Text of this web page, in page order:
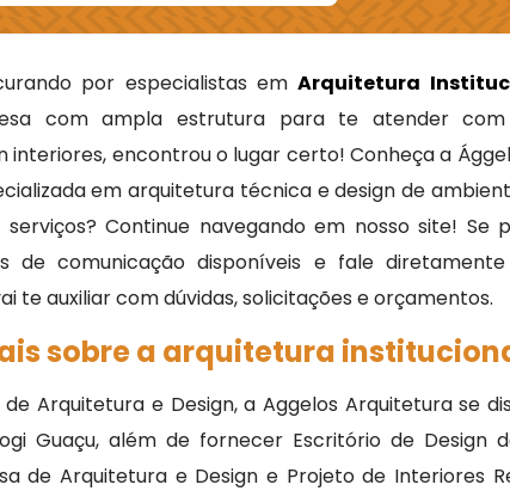
por especialistas emArquitetura
com ampla estrutura para te atender com
interiores, encontrou o lugar certo! Conheça a
em arquitetura técnica e design de
serviços? Continue navegando em nosso site!
de comunicação disponíveis e fale
te auxiliar com dúvidas, solicitações e orçamentos.
sobre a arquitetura
Arquitetura e Design, a Aggelos Arquitetura se
Guaçu, além de fornecer Escritório de
de Arquitetura e Design e Projeto de Interiores